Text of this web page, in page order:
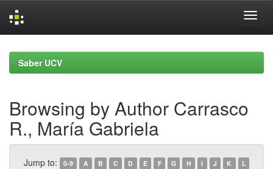
navigationSaber UCV
Browsing by Author Carrasco
R., María Gabriela
Jump to: 0-9 A B C D E F G H I J K
L